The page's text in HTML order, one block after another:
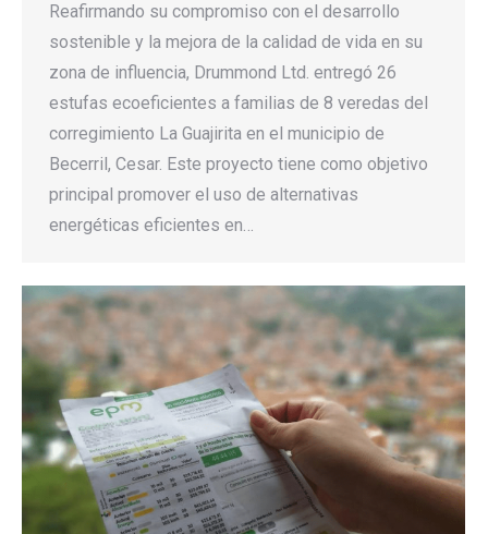
Reafirmando su compromiso con el desarrollo
sostenible y la mejora de la calidad de vida en su
zona de influencia, Drummond Ltd. entregó 26
estufas ecoeficientes a familias de 8 veredas del
corregimiento La Guajirita en el municipio de
Becerril, Cesar. Este proyecto tiene como objetivo
principal promover el uso de alternativas
energéticas eficientes en…